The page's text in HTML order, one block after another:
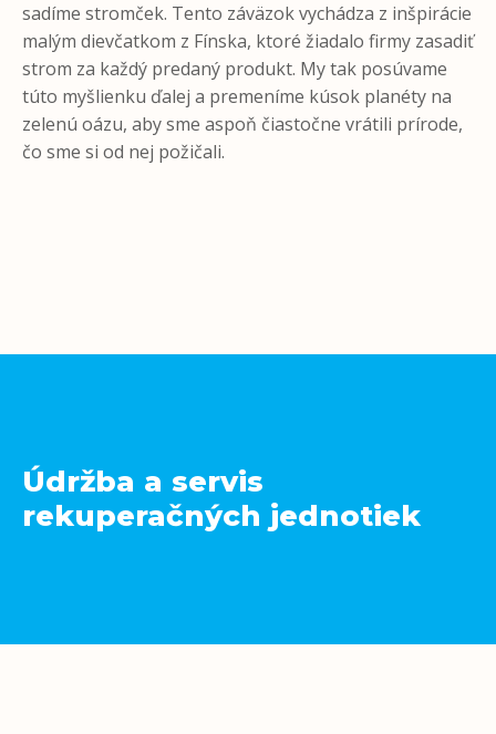
sadíme stromček. Tento záväzok vychádza z inšpirácie
malým dievčatkom z Fínska, ktoré žiadalo firmy zasadiť
strom za každý predaný produkt. My tak posúvame
túto myšlienku ďalej a premeníme kúsok planéty na
zelenú oázu, aby sme aspoň čiastočne vrátili prírode,
čo sme si od nej požičali.
Údržba a servis
rekuperačných jednotiek